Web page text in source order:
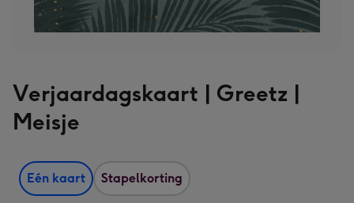
Verjaardagskaart | Greetz |
Meisje
Eén kaart Stapelkorting